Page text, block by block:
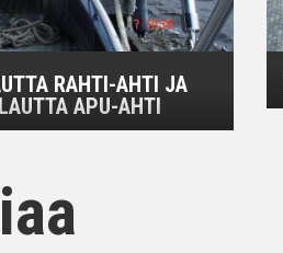
RAHTI-AHTI JA
APU-AHTI